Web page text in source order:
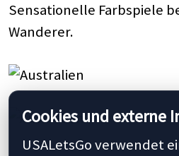
Sensationelle Farbspiele
Wanderer.
Cookies und externe
USALetsGo verwendet